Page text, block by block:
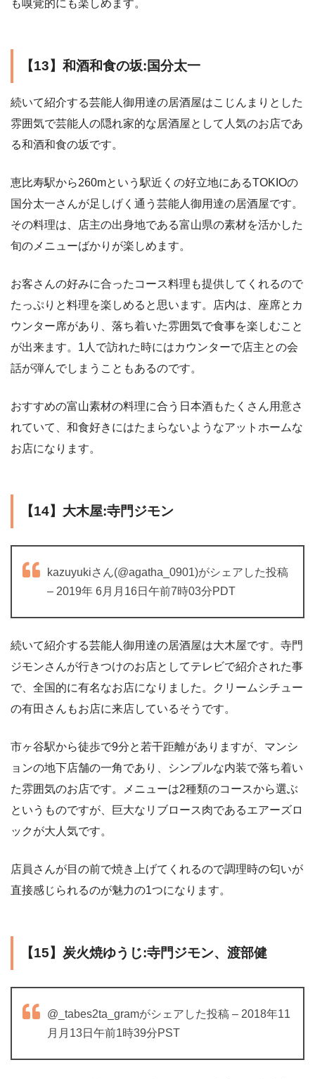
も嗅覚的にも楽しめます。
【13】和酒和食の坂:国分太一
続いて紹介する芸能人御用達の居酒屋はこじんまりとした
雰囲気で芸能人の隠れ家的な居酒屋として人気のお店であ
る和酒和食の坂です。
恵比寿駅から260mという駅近くの好立地にあるTOKIOの
国分太一さんが足しげく通う芸能人御用達の居酒屋です。
その料理は、店主の出身地である富山県の素材を活かした
旬のメニューばかりが楽しめます。
お客さんの好みに合ったコース料理も提供してくれるので
たっぷりと料理を楽しめると思います。店内は、座席とカ
ウンター席があり、落ち着いた雰囲気で食事を楽しむこと
が出来ます。1人で訪れた時にはカウンターで店主との会
話が弾んでしまうこともあるのです。
おすすめの富山素材の料理に合う日本酒もたくさん用意さ
れていて、和食好きにはたまらないようなアットホームな
お店になります。
【14】大木屋:寺門ジモン
kazuyukiさん(@agatha_0901)がシェアした投稿
– 2019年 6月月16日午前7時03分PDT
続いて紹介する芸能人御用達の居酒屋は大木屋です。寺門
ジモンさんが行きつけのお店としてテレビで紹介された事
で、全国的に有名なお店になりました。クリームシチュー
の有田さんもお店に来店しているそうです。
市ヶ谷駅から徒歩で9分と若干距離がありますが、マンシ
ョンの地下店舗の一角であり、シンプルな内装で落ち着い
た雰囲気のお店です。メニューは2種類のコースから選ぶ
というものですが、巨大なリブロース肉であるエアーズロ
ックが大人気です。
店員さんが目の前で焼き上げてくれるので調理時の匂いが
直接感じられるのが魅力の1つになります。
【15】炭火焼ゆうじ:寺門ジモン、渡部健
@_tabes2ta_gramがシェアした投稿 – 2018年11
月月13日午前1時39分PST